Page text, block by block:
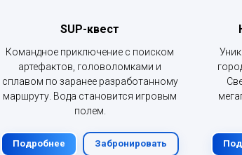
SUP-квест
Командное приключение с поиском
артефактов, головоломками и
сплавом по заранее разработанному
маршруту. Вода становится игровым
полем.
Подробнее Забронировать